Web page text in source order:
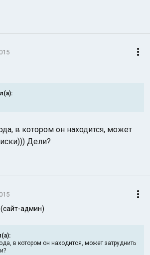
в котором он находится, может
Дели?
(сайт-админ)
в котором он находится, может затруднить